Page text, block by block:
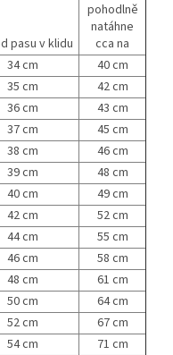
pasu v klidu
pohodlně
natáhne
cca na
34 cm
40 cm
35 cm
42 cm
36 cm
43 cm
37 cm
45 cm
38 cm
46 cm
39 cm
48 cm
40 cm
49 cm
42 cm
52 cm
44 cm
55 cm
46 cm
58 cm
48 cm
61 cm
50 cm
64 cm
52 cm
67 cm
54 cm 71 cm